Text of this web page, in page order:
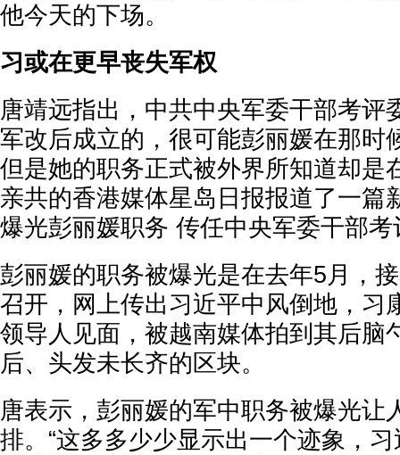
他今天的下场。
习或在更早丧失军权
唐靖远指出，中共中央军委干部考评
军改后成立的，很可能彭丽媛在那时
但是她的职务正式被外界所知道却是
亲共的香港媒体星岛日报报道了一篇
爆光彭丽媛职务 传任中央军委干部
彭丽媛的职务被爆光是在去年5月，
召开，网上传出习近平中风倒地，习
领导人见面，被越南媒体拍到其后脑
后、头发未长齐的区块。
唐表示，彭丽媛的军中职务被爆光让
排。“这多多少少显示出一个迹象，